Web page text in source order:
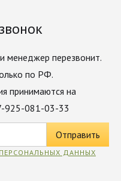
менеджер перезвонит.
по РФ.
принимаются на
925-081-03-33
ДАННЫХ